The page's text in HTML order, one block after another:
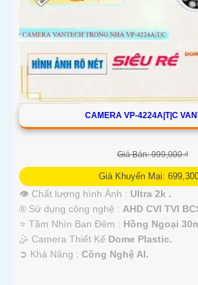
CAMERA VP-4224A|T|C
Giá Bán: 999,000 ₫
Giá Khuyến Mại:
👁 Chất lượng hình Ảnh : Ultra 2k .
®️ Sử dụng công nghệ : AHD CVI TVI
⭐ Tầm Nhìn Ban Đêm : Hồng Ngoại
🤹 Camera Thiết Kế Dome Plastic.
️➲ Khả Năng : Công Nghệ AI.